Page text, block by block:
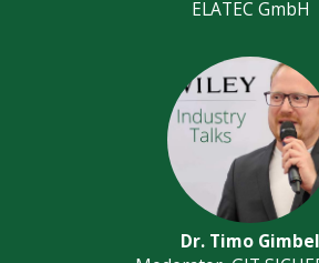
ELATEC GmbH
Dr. Timo Gimbel